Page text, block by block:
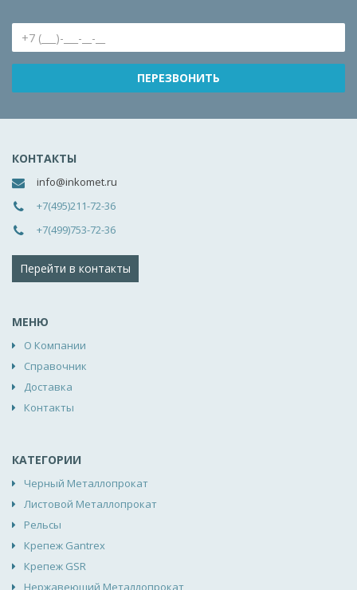
КОНТАКТЫ
info@inkomet.ru
+7(495)211-72-36
+7(499)753-72-36
Перейти в контакты
МЕНЮ
О Компании
Справочник
Доставка
Контакты
КАТЕГОРИИ
Черный Металлопрокат
Листовой Металлопрокат
Рельсы
Крепеж Gantrex
Крепеж GSR
Нержавеющий Металлопрокат